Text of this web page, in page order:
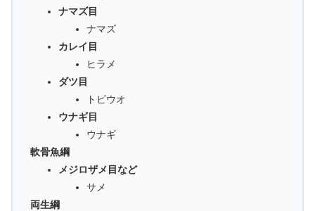
ナマズ目
ナマズ
カレイ目
ヒラメ
ダツ目
トビウオ
ウナギ目
ウナギ
軟骨魚綱
メジロザメ目など
サメ
両生綱